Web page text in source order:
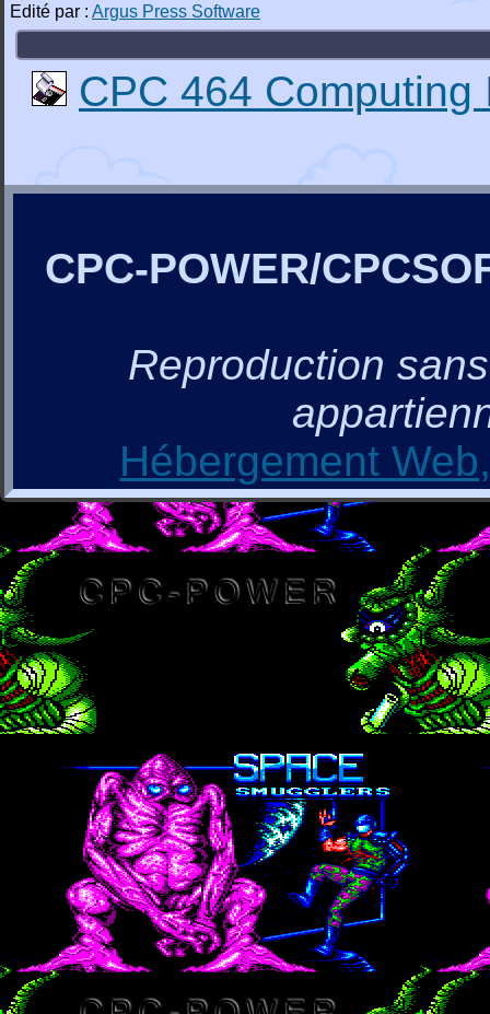
Edité par : Argus Press Software
CPC 464 Computing
CPC-POWER/
Reproduction
Hébergement